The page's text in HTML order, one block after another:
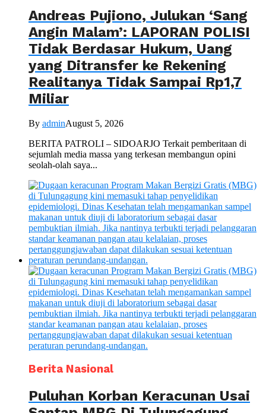
Andreas Pujiono, Julukan ‘Sang
Angin Malam’: LAPORAN POLISI
Tidak Berdasar Hukum, Uang
yang Ditransfer ke Rekening
Realitanya Tidak Sampai Rp1,7
Miliar
By adminAugust 5, 2026
BERITA PATROLI – SIDOARJO Terkait pemberitaan di
sejumlah media massa yang terkesan membangun opini
seolah-olah saya...
Berita Nasional
Puluhan Korban Keracunan Usai